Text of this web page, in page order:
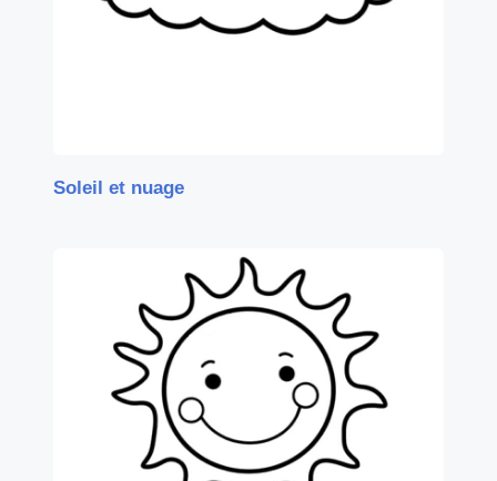
Soleil et nuage